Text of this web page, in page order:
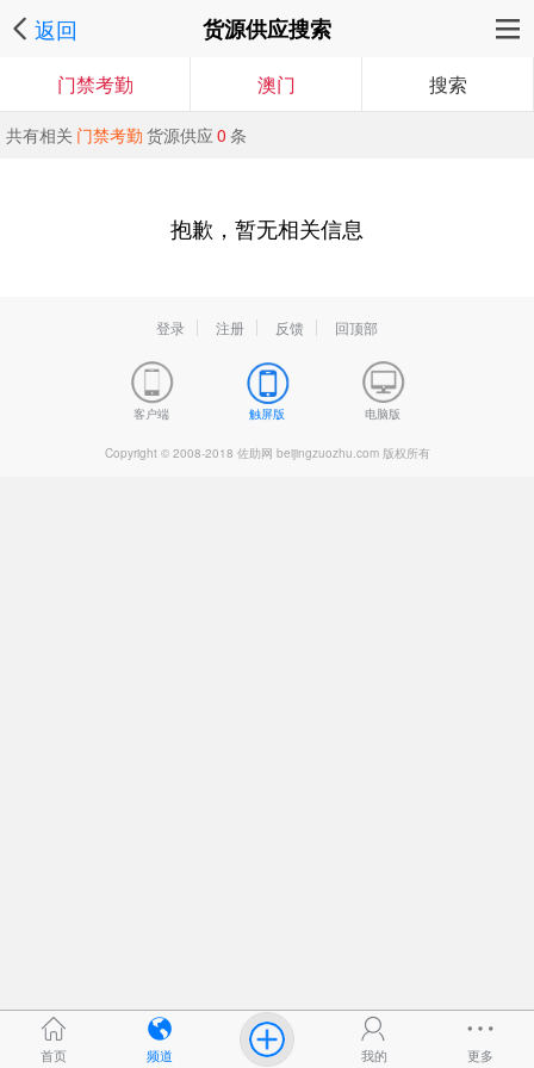
返回 货源供应搜索
门禁考勤 澳门 搜索
共有相关 门禁考勤 货源供应 0 条
抱歉，暂无相关信息
登录 注册 反馈 回顶部
客户端 触屏版 电脑版
Copyright © 2008-2018 佐助网 beijingzuozhu.com 版权所有
首页 频道 我的 更多